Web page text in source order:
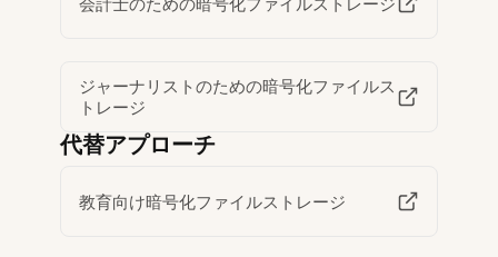
ジャーナリストのための暗号化ファイルス
トレージ
代替アプローチ
教育向け暗号化ファイルストレージ